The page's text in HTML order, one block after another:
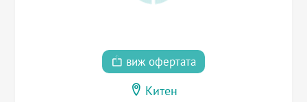
виж офертата
Китен